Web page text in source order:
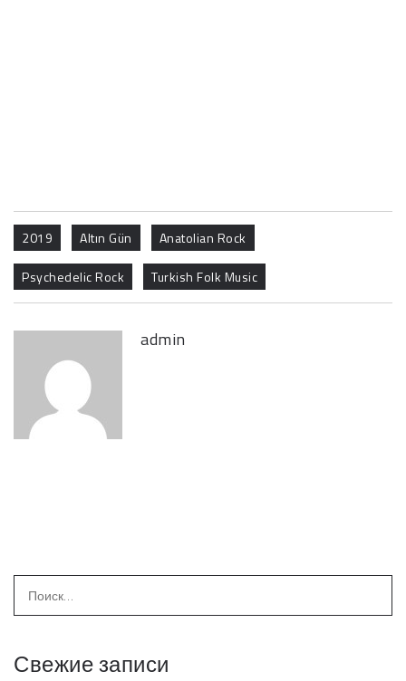
2019 Altın Gün Anatolian Rock
Psychedelic Rock Turkish Folk Music
admin
Свежие записи